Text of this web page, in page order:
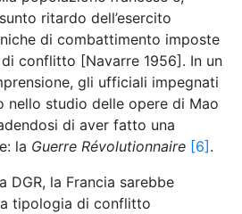
ritardo dell’esercito
di combattimento imposte
conflitto [Navarre 1956]. In un
gli ufficiali impegnati
nello studio delle opere di Mao
di aver fatto una
la Guerre Révolutionnaire [6].
DGR, la Francia sarebbe
tipologia di conflitto